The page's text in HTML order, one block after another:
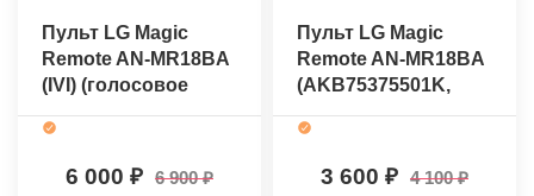
Пульт LG Magic
Remote AN-MR18BA
(IVI) (голосовое
управление)
(оригинальный)
6 000 6 900
Пульт LG Magic
Remote AN-MR18BA
(AKB75375501K,
Netflix) (голосовое
управление)
(оригинальный)
3 600 4 100